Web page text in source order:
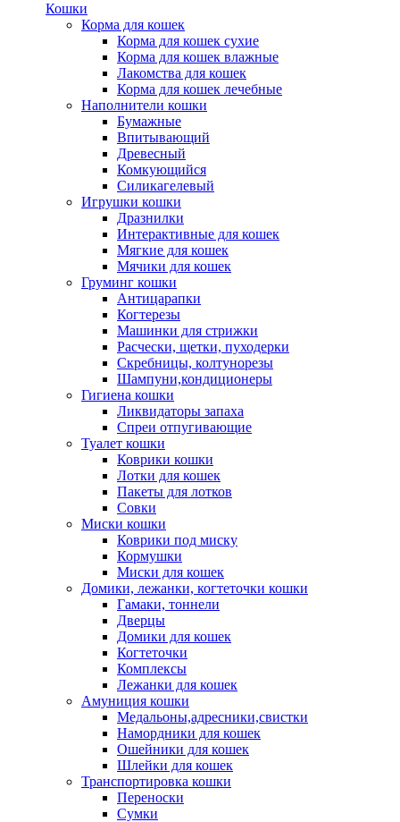
Кошки
Корма для кошек
Корма для кошек сухие
Корма для кошек влажные
Лакомства для кошек
Корма для кошек лечебные
Наполнители кошки
Бумажные
Впитывающий
Древесный
Комкующийся
Силикагелевый
Игрушки кошки
Дразнилки
Интерактивные для кошек
Мягкие для кошек
Мячики для кошек
Груминг кошки
Антицарапки
Когтерезы
Машинки для стрижки
Расчески, щетки, пуходерки
Скребницы, колтунорезы
Шампуни,кондиционеры
Гигиена кошки
Ликвидаторы запаха
Спреи отпугивающие
Туалет кошки
Коврики кошки
Лотки для кошек
Пакеты для лотков
Совки
Миски кошки
Коврики под миску
Кормушки
Миски для кошек
Домики, лежанки, когтеточки кошки
Гамаки, тоннели
Дверцы
Домики для кошек
Когтеточки
Комплексы
Лежанки для кошек
Амуниция кошки
Медальоны,адресники,свистки
Намордники для кошек
Ошейники для кошек
Шлейки для кошек
Транспортировка кошки
Переноски
Сумки